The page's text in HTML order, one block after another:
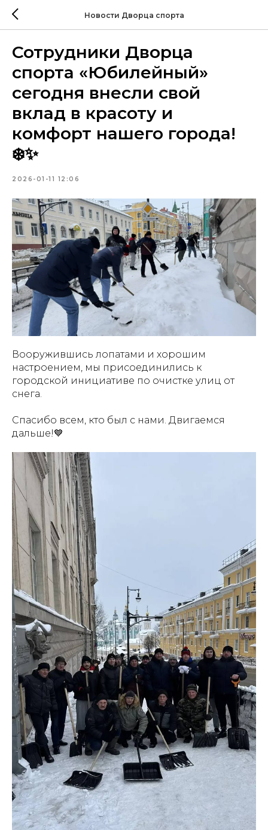
Новости Дворца спорта
Сотрудники Дворца
спорта «Юбилейный»
сегодня внесли свой
вклад в красоту и
комфорт нашего города!
❄️✨
2026-01-11 12:06
Вооружившись лопатами и хорошим
настроением, мы присоединились к
городской инициативе по очистке улиц от
снега.
Спасибо всем, кто был с нами. Двигаемся
дальше!💙